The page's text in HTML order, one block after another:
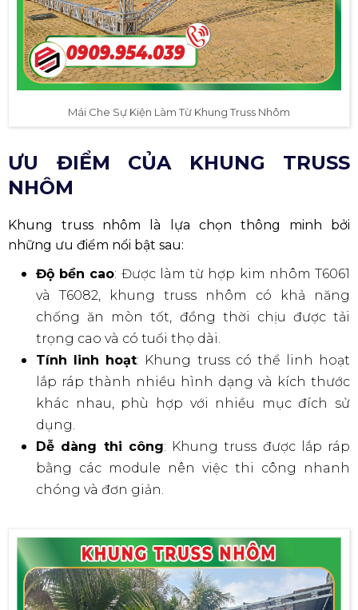
Mái Che Sự Kiện Làm Từ Khung Truss Nhôm
ƯU ĐIỂM CỦA KHUNG TRUSS
NHÔM
Khung truss nhôm là lựa chọn thông minh bởi
những ưu điểm nổi bật sau:
Độ bền cao: Được làm từ hợp kim nhôm T6061
và T6082, khung truss nhôm có khả năng
chống ăn mòn tốt, đồng thời chịu được tải
trọng cao và có tuổi thọ dài.
Tính linh hoạt: Khung truss có thể linh hoạt
lắp ráp thành nhiều hình dạng và kích thước
khác nhau, phù hợp với nhiều mục đích sử
dụng.
Dễ dàng thi công: Khung truss được lắp ráp
bằng các module nên việc thi công nhanh
chóng và đơn giản.